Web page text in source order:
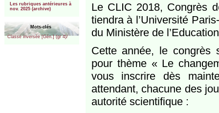
Les rubriques antérieures à
nov. 2025 (archive)
Mots-clés
Classe inversée [Gén.] (gr 4)/
Le CLIC 2018, Congrès
tiendra à l’Université
du Ministère de
Cette année, le congrès
pour thème « Le
vous inscrire dès
attendant, chacune des
autorité scientifique :